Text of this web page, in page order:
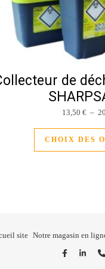
de
13,50€ –
CHOIX DES
site Notre magasin en